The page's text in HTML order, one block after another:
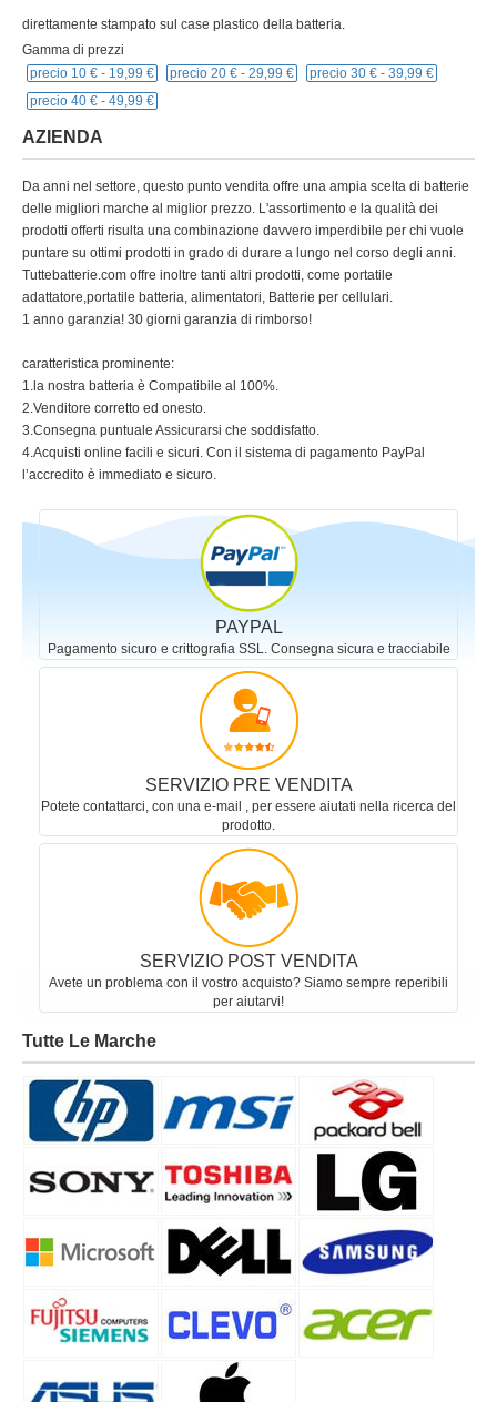
direttamente stampato sul case plastico della batteria.
Gamma di prezzi
precio 10 € - 19,99 € precio 20 € - 29,99 € precio 30 € - 39,99 €
precio 40 € - 49,99 €
AZIENDA
Da anni nel settore, questo punto vendita offre una ampia scelta di batterie
delle migliori marche al miglior prezzo. L'assortimento e la qualità dei
prodotti offerti risulta una combinazione davvero imperdibile per chi vuole
puntare su ottimi prodotti in grado di durare a lungo nel corso degli anni.
Tuttebatterie.com offre inoltre tanti altri prodotti, come portatile
adattatore,portatile batteria, alimentatori, Batterie per cellulari.
1 anno garanzia! 30 giorni garanzia di rimborso!
caratteristica prominente:
1.la nostra batteria è Compatibile al 100%.
2.Venditore corretto ed onesto.
3.Consegna puntuale Assicurarsi che soddisfatto.
4.Acquisti online facili e sicuri. Con il sistema di pagamento PayPal
l’accredito è immediato e sicuro.
PAYPAL
Pagamento sicuro e crittografia SSL. Consegna sicura e tracciabile
SERVIZIO PRE VENDITA
Potete contattarci, con una e-mail , per essere aiutati nella ricerca del
prodotto.
SERVIZIO POST VENDITA
Avete un problema con il vostro acquisto? Siamo sempre reperibili
per aiutarvi!
Tutte Le Marche